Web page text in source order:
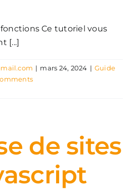
Ce tutoriel vous
[...]
| mars 24, 2024 | Guide
de sites